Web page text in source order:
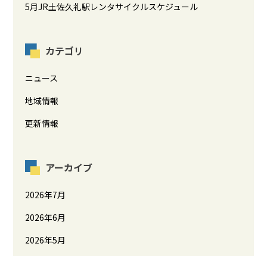
5月JR土佐久礼駅レンタサイクルスケジュール
カテゴリ
ニュース
地域情報
更新情報
アーカイブ
2026年7月
2026年6月
2026年5月